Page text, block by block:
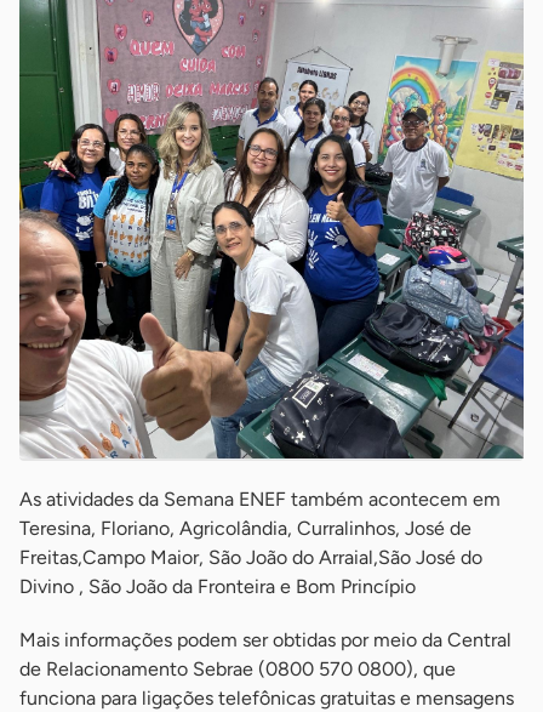
As atividades da Semana ENEF também acontecem em
Teresina, Floriano, Agricolândia, Curralinhos, José de
Freitas,Campo Maior, São João do Arraial,São José do
Divino , São João da Fronteira e Bom Princípio
Mais informações podem ser obtidas por meio da Central
de Relacionamento Sebrae (0800 570 0800), que
funciona para ligações telefônicas gratuitas e mensagens